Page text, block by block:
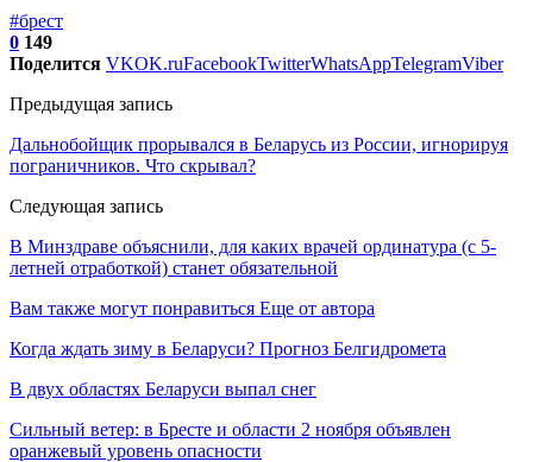
#брест
0 149
Поделится VKOK.ruFacebookTwitterWhatsAppTelegramViber
Предыдущая запись
Дальнобойщик прорывался в Беларусь из России, игнорируя
пограничников. Что скрывал?
Следующая запись
В Минздраве объяснили, для каких врачей ординатура (с 5-
летней отработкой) станет обязательной
Вам также могут понравиться Еще от автора
Когда ждать зиму в Беларуси? Прогноз Белгидромета
В двух областях Беларуси выпал снег
Сильный ветер: в Бресте и области 2 ноября объявлен
оранжевый уровень опасности